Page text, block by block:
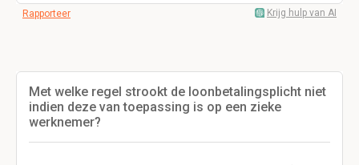
Rapporteer Krijg hulp van AI
Met welke regel strookt de loonbetalingsplicht niet
indien deze van toepassing is op een zieke
werknemer?